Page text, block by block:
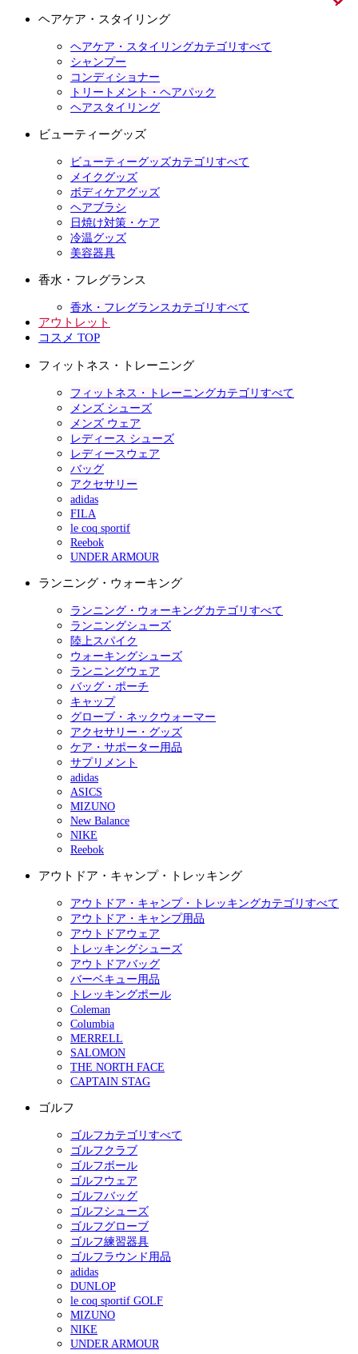
ヘアケア・スタイリング
ヘアケア・スタイリングカテゴリすべて
シャンプー
コンディショナー
トリートメント・ヘアパック
ヘアスタイリング
ビューティーグッズ
ビューティーグッズカテゴリすべて
メイクグッズ
ボディケアグッズ
ヘアブラシ
日焼け対策・ケア
冷温グッズ
美容器具
香水・フレグランス
香水・フレグランスカテゴリすべて
アウトレット
コスメ TOP
フィットネス・トレーニング
フィットネス・トレーニングカテゴリすべて
メンズ シューズ
メンズ ウェア
レディース シューズ
レディースウェア
バッグ
アクセサリー
adidas
FILA
le coq sportif
Reebok
UNDER ARMOUR
ランニング・ウォーキング
ランニング・ウォーキングカテゴリすべて
ランニングシューズ
陸上スパイク
ウォーキングシューズ
ランニングウェア
バッグ・ポーチ
キャップ
グローブ・ネックウォーマー
アクセサリー・グッズ
ケア・サポーター用品
サプリメント
adidas
ASICS
MIZUNO
New Balance
NIKE
Reebok
アウトドア・キャンプ・トレッキング
アウトドア・キャンプ・トレッキングカテゴリすべて
アウトドア・キャンプ用品
アウトドアウェア
トレッキングシューズ
アウトドアバッグ
バーベキュー用品
トレッキングポール
Coleman
Columbia
MERRELL
SALOMON
THE NORTH FACE
CAPTAIN STAG
ゴルフ
ゴルフカテゴリすべて
ゴルフクラブ
ゴルフボール
ゴルフウェア
ゴルフバッグ
ゴルフシューズ
ゴルフグローブ
ゴルフ練習器具
ゴルフラウンド用品
adidas
DUNLOP
le coq sportif GOLF
MIZUNO
NIKE
UNDER ARMOUR